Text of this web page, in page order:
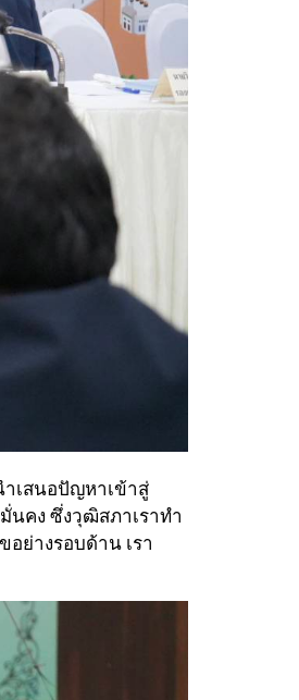
เสนอปัญหาเข้าสู่
นคง ซึ่งวุฒิสภาเราทำ
ย่างรอบด้าน เรา